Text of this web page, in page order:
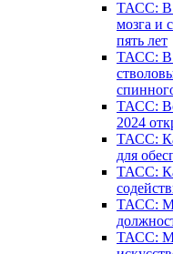
ТАСС: В
мозга и
пять лет
ТАСС: В
ТАСС:
2024
ТАСС:
для
ТАСС:
ТАСС:
ТАСС: